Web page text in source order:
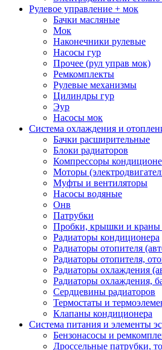
Рулевое управление + мок
Бачки масляные
Мок
Наконечники рулевые
Насосы гур
Прочее (рул управ мок)
Ремкомплекты
Рулевые механизмы
Цилиндры гур
Эур
Насосы мок
Система охлаждения и
Бачки расширительные
Блоки радиаторов
Компрессоры
Моторы
Муфты и вентиляторы
Насосы водяные
Онв
Патрубки
Пробки, крышки и краны
Радиаторы кондиционера
Радиаторы отопителя
Радиаторы отопителя,
Радиаторы охлаждения
Радиаторы охлаждения,
Сердцевины радиаторов
Термостаты и
Клапаны кондиционера
Система питания и элементы
Бензонасосы и
Дроссельные патрубки,